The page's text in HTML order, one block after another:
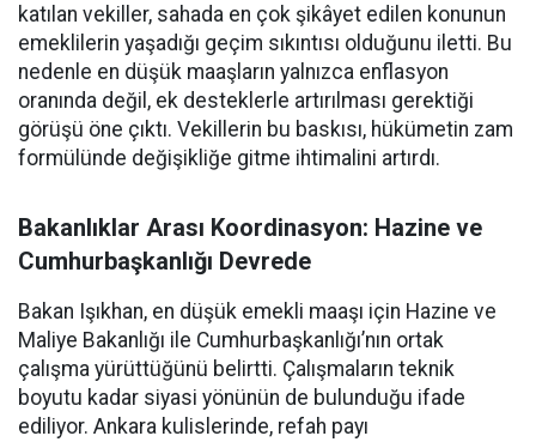
katılan vekiller, sahada en çok şikâyet edilen konunun
emeklilerin yaşadığı geçim sıkıntısı olduğunu iletti. Bu
nedenle en düşük maaşların yalnızca enflasyon
oranında değil, ek desteklerle artırılması gerektiği
görüşü öne çıktı. Vekillerin bu baskısı, hükümetin zam
formülünde değişikliğe gitme ihtimalini artırdı.
Bakanlıklar Arası Koordinasyon: Hazine ve
Cumhurbaşkanlığı Devrede
Bakan Işıkhan, en düşük emekli maaşı için Hazine ve
Maliye Bakanlığı ile Cumhurbaşkanlığı’nın ortak
çalışma yürüttüğünü belirtti. Çalışmaların teknik
boyutu kadar siyasi yönünün de bulunduğu ifade
ediliyor. Ankara kulislerinde, refah payı